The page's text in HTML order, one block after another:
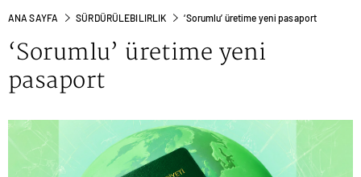
ANA SAYFA SÜRDÜRÜLEBILIRLIK ‘Sorumlu’ üretime yeni pasaport
‘Sorumlu’ üretime yeni
pasaport